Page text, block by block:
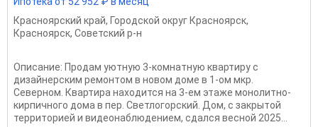
Красноярский край, Городской округ Красноярск,
Красноярск, Советский р-н
Описание: Продам уютную 3-комнатную квартиру с
дизайнерским ремонтом в новом доме в 1-ом мкр.
Северном. Квартира находится на 3-ем этаже монолитно-
кирпичного дома в пер. Светлогорский. Дом, с закрытой
территорией и видеонаблюдением, сдался весной 2025...